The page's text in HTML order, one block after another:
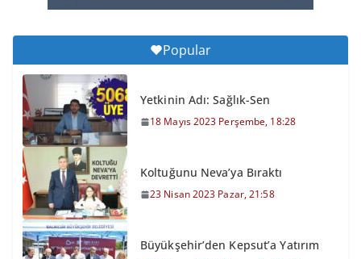
Popular
Yetkinin Adı: Sağlık-Sen
18 Mayıs 2023 Perşembe, 18:28
Koltuğunu Neva’ya Bıraktı
23 Nisan 2023 Pazar, 21:58
Büyükşehir’den Kepsut’a Yatırım